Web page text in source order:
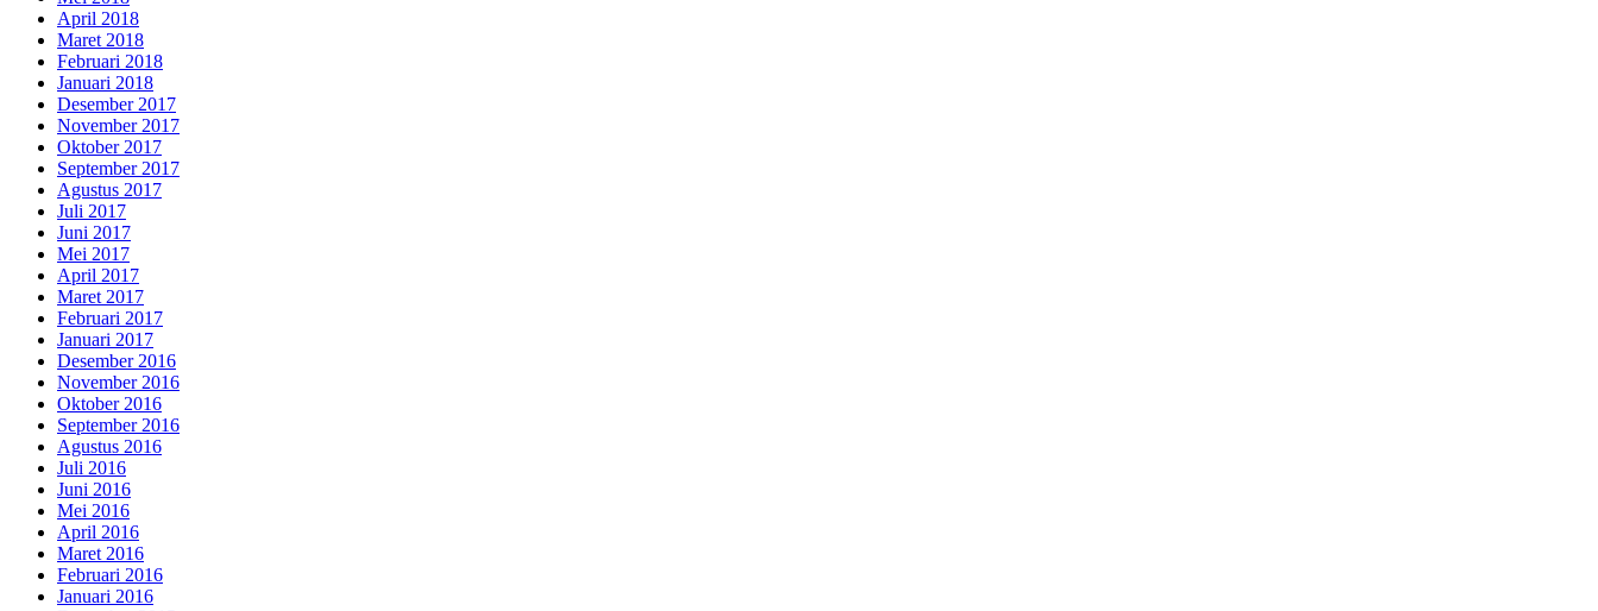
April 2018
Maret 2018
Februari 2018
Januari 2018
Desember 2017
November 2017
Oktober 2017
September 2017
Agustus 2017
Juli 2017
Juni 2017
Mei 2017
April 2017
Maret 2017
Februari 2017
Januari 2017
Desember 2016
November 2016
Oktober 2016
September 2016
Agustus 2016
Juli 2016
Juni 2016
Mei 2016
April 2016
Maret 2016
Februari 2016
Januari 2016